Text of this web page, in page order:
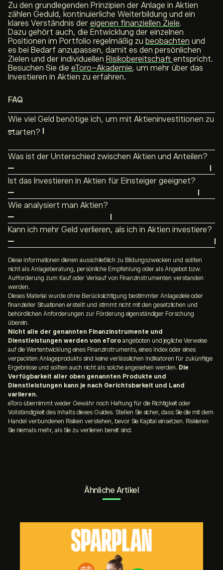
Zu den grundlegenden Prinzipien der Anlage in Aktien
zählen Geduld, kontinuierliche Weiterbildung und ein
klares Verständnis der eigenen finanziellen Ziele.
Dazu gehört auch, die Entwicklung der einzelnen
Positionen im Portfolio regelmäßig zu beobachten und
es bei Bedarf anzupassen, damit es den persönlichen
Zielen und der individuellen Risikobereitschaft entspricht.
Besuchen Sie die eToro-Akademie, um mehr über das
Investieren in Aktien zu erfahren.
FAQ
Wie viel Geld benötige ich, um mit Aktieninvestitionen zu
starten?
Ein Vorteil des Aktienmarkts ist, dass kein großes
ermöglichen Investitionen inBruchteile von Aktien,
sodass auch mit kleineren Beträgen begonnen werden
kann.
Was ist der Unterschied zwischen Aktien und Anteilen?
Die beiden Begriffe werden weitestgehend synonym
verwendet. Beide bezeichnen Unternehmensanteile, die
anBörsengehandelt werden.
Ist das Investieren in Aktien für Einsteiger geeignet?
Aktien können auch für Einsteiger geeignet sein,
abhängig von der individuellen Situation und
Risikobereitschaft. Mitausreichender Vorbereitung,
Risiken besser steuern.
Wie analysiert man Aktien?
Aktien können auf verschiedene Weise analysiert
die Fundamentalanalyse und die
technische Analyse. Auch eigene Erfahrungen mit einem
Unternehmen können bei der Einschätzung hilfreich sein
und eine sinnvolle Ergänzung darstellen.
Kann ich mehr Geld verlieren, als ich in Aktien investiere?
Beim Kauf von Aktien ohneHebelist der maximale
Verlust auf das eingesetzte Kapital begrenzt. Der Einsatz
von Hebelprodukten oder Leerverkäufen kann jedoch zu
Verlusten führen, die über den ursprünglichen Einsatz
hinausgehen. Daher ist es wichtig, die Risiken jeder
Strategie genau zu verstehen.
Diese Informationen dienen ausschließlich zu Bildungszwecken und sollten
nicht als Anlageberatung, persönliche Empfehlung oder als Angebot bzw.
Aufforderung zum Kauf oder Verkauf von Finanzinstrumenten verstanden
werden.
Dieses Material wurde ohne Berücksichtigung bestimmter Anlageziele oder
finanzieller Situationen erstellt und stimmt nicht mit den gesetzlichen und
behördlichen Anforderungen zur Förderung eigenständiger Forschung
überein.
Nicht alle der genannten Finanzinstrumente und
Dienstleistungen werden von eToro angeboten und jegliche Verweise
auf die Wertentwicklung eines Finanzinstruments, eines Index oder eines
verpackten Anlageprodukts sind keine verlässlichen Indikatoren für zukünftige
Ergebnisse und sollten auch nicht als solche angesehen werden. Die
Verfügbarkeit aller oben genannten Produkte und
Dienstleistungen kann je nach Gerichtsbarkeit und Land
variieren.
eToro übernimmt weder Gewähr noch Haftung für die Richtigkeit oder
Vollständigkeit des Inhalts dieses Guides. Stellen Sie sicher, dass Sie die mit dem
Handel verbundenen Risiken verstehen, bevor Sie Kapital einsetzen. Riskieren
Sie niemals mehr, als Sie zu verlieren bereit sind.
Ähnliche Artikel